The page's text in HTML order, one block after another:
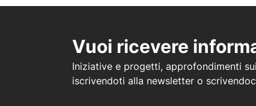
Vuoi ricevere
Iniziative e progetti, approfondimenti
iscrivendoti alla newsletter o